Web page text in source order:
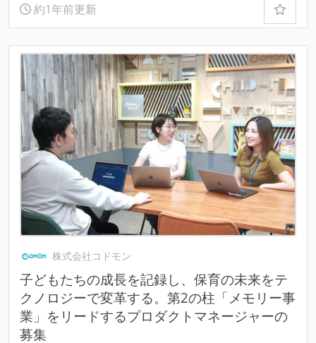
約1年前更新
株式会社コドモン
子どもたちの成長を記録し、保育の未来をテ
クノロジーで変革する。第2の柱「メモリー事
業」をリードするプロダクトマネージャーの
募集